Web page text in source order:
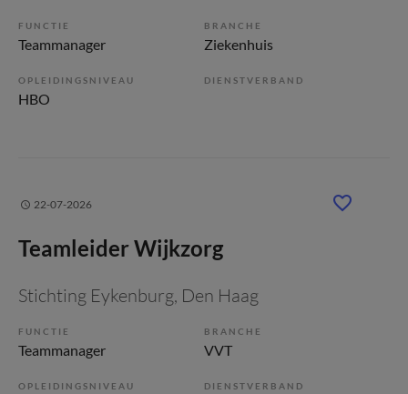
FUNCTIE
Teammanager
BRANCHE
Ziekenhuis
OPLEIDINGSNIVEAU
HBO
DIENSTVERBAND
22-07-2026
Teamleider Wijkzorg
Stichting Eykenburg, Den Haag
FUNCTIE
Teammanager
BRANCHE
VVT
OPLEIDINGSNIVEAU DIENSTVERBAND